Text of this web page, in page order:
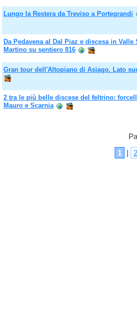
Lungo la Restera da Treviso a Portegrandi
Da Pedavena al Dal Piaz e discesa in Valle
Martino su sentiero 816
Gran tour dell'Altopiano di Asiago. Lato
2 tra le più belle discese del feltrino:
Mauro e Scarnia
1
|